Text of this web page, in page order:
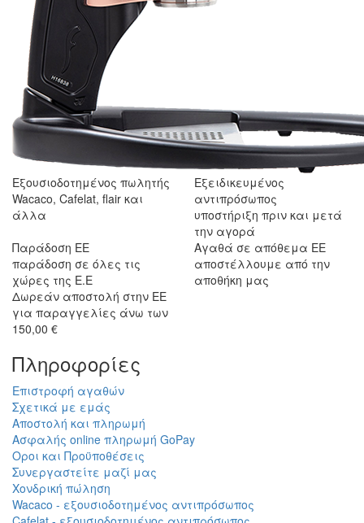
Εξουσιοδοτημένος πωλητής
Wacaco, Cafelat, flair και
άλλα
Εξειδικευμένος
αντιπρόσωπος
υποστήριξη πριν και μετά
την αγορά
Παράδοση ΕΕ
παράδοση σε όλες τις
χώρες της Ε.Ε
Αγαθά σε απόθεμα ΕΕ
αποστέλλουμε από την
αποθήκη μας
Δωρεάν αποστολή στην ΕΕ
για παραγγελίες άνω των
150,00 €
Πληροφορίες
Επιστροφή αγαθών
Σχετικά με εμάς
Αποστολή και πληρωμή
Ασφαλής online πληρωμή GoPay
Οροι και Προϋποθέσεις
Συνεργαστείτε μαζί μας
Χονδρική πώληση
Wacaco - εξουσιοδοτημένος αντιπρόσωπος